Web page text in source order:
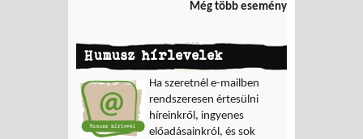
Még több esemény
Humusz hírlevelek
Ha szeretnél e-mailben
rendszeresen értesülni
híreinkről, ingyenes
előadásainkról, és sok